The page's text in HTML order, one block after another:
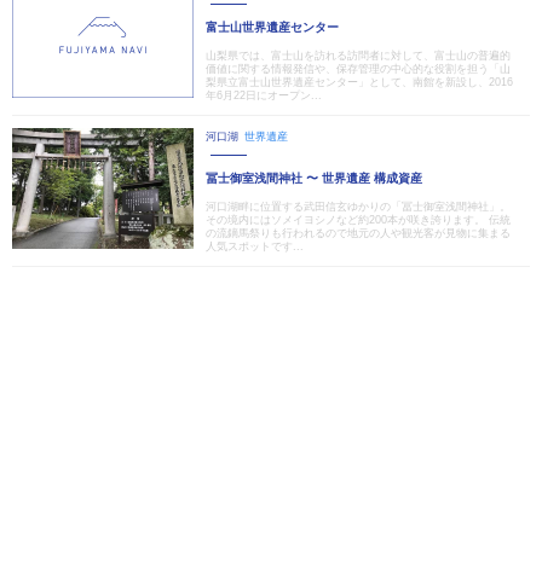
富士山世界遺産センター
山梨県では、富士山を訪れる訪問者に対して、富士山の普遍的
価値に関する情報発信や、保存管理の中心的な役割を担う「山
梨県立富士山世界遺産センター」として、南館を新設し、2016
年6月22日にオープン...
河口湖 世界遺産
冨士御室浅間神社 〜 世界遺産 構成資産
河口湖畔に位置する武田信玄ゆかりの「冨士御室浅間神社」。
その境内にはソメイヨシノなど約200本が咲き誇ります。 伝統
の流鏑馬祭りも行われるので地元の人や観光客が見物に集まる
人気スポットです...